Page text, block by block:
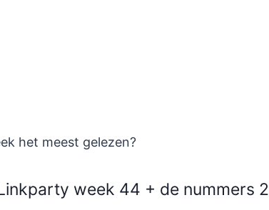
het meest gelezen?
week 44 + de nummers 2